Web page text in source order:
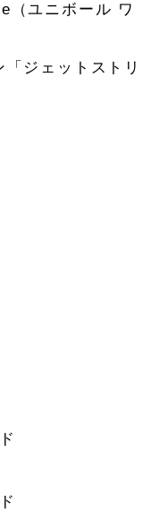
（ユニボール ワ
ジェットストリ